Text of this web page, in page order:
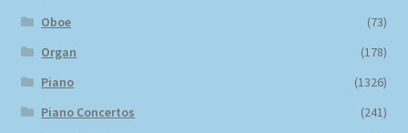
Oboe
(73)
Organ
(178)
Piano
(1326)
Piano Concertos
(241)